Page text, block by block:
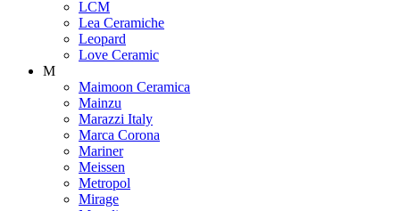
LCM
Lea Ceramiche
Leopard
Love Ceramic
M
Maimoon Ceramica
Mainzu
Marazzi Italy
Marca Corona
Mariner
Meissen
Metropol
Mirage